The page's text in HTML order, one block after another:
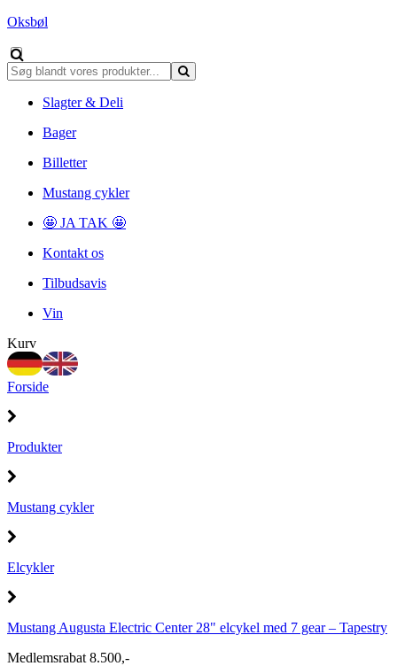
Oksbøl
Slagter & Deli
Bager
Billetter
Mustang cykler
🤩 JA TAK 🤩
Kontakt os
Tilbudsavis
Vin
Kurv
Forside
Produkter
Mustang cykler
Elcykler
Mustang Augusta Electric Center 28" elcykel med 7 gear – Tapestry
Medlemsrabat 8.500,-